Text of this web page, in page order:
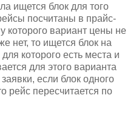
ищется блок для того
посчитаны в прайс-
которого вариант цены не
нет, то ищется блок на
которого есть места и
для этого варианта
если блок одного
рейс пересчитается по